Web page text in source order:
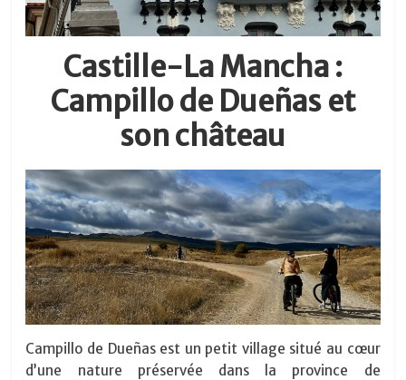
Castille-La Mancha :
Campillo de Dueñas et
son château
Campillo de Dueñas est un petit village situé au cœur
d’une nature préservée dans la province de